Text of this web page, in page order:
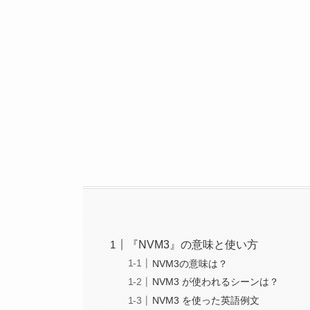
『NVM3』の意味と使い方
NVM3の意味は？
NVM3 が使われるシーンは？
NVM3 を使った英語例文